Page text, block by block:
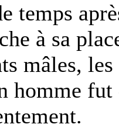
temps
à sa
mâles,
homme fut